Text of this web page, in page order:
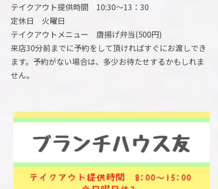
テイクアウト提供時間 10:30～13：30
定休日 火曜日
テイクアウトメニュー 唐揚げ弁当(500円)
来店30分前までに予約をして頂ければすぐにお渡しでき
ます。予約がない場合は、多少お待たせするかもしれま
せん。